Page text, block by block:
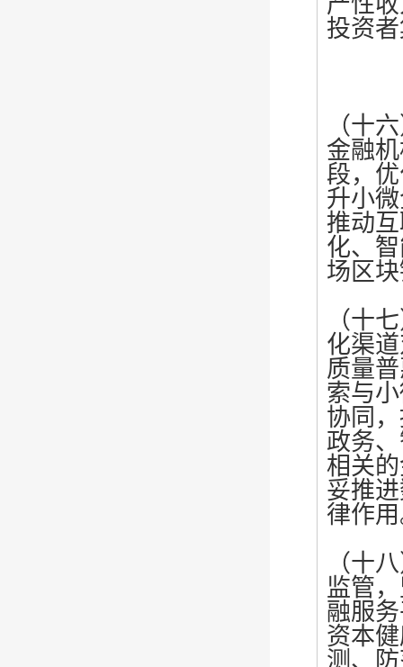
投资
（十
金融
段，
升小
推动
化、
场区
（十
化渠
质量
索与
协同
政务
相关
妥推
律作
（十
监管
融服
资本
测、